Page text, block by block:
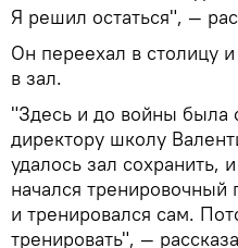
Я решил остаться", —
Он переехал в столицу
в зал.
"Здесь и до войны была
директору школу
удалось зал сохранить,
начался
и тренировался сам.
тренировать", —